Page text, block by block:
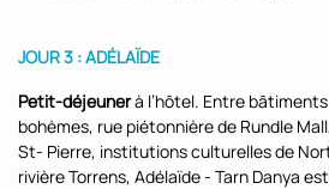
JOUR 3 : ADÉLAÏDE
Petit-déjeunerà l’hôtel. Entre
bohèmes, rue piétonnière de Rundle
St- Pierre, institutions culturelles de
rivière Torrens, Adélaïde - Tarn Danya